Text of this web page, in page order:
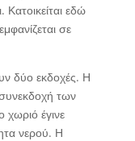
εδώ
σε
δύο εκδοχές. Η
των
έγινε
νερού. Η